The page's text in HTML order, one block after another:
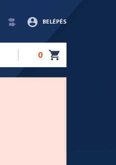
BELÉPÉS
0